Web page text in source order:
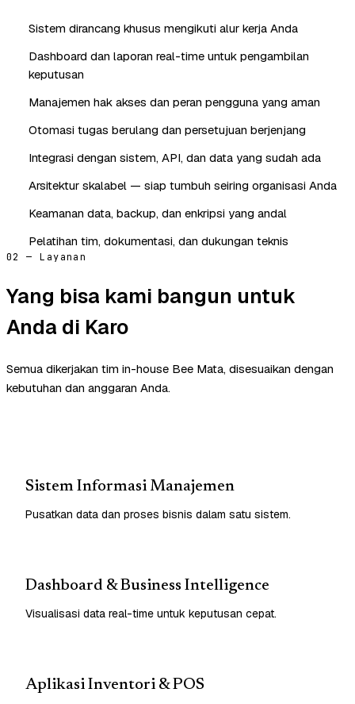
Sistem dirancang khusus mengikuti alur kerja Anda
Dashboard dan laporan real-time untuk pengambilan
keputusan
Manajemen hak akses dan peran pengguna yang aman
Otomasi tugas berulang dan persetujuan berjenjang
Integrasi dengan sistem, API, dan data yang sudah ada
Arsitektur skalabel — siap tumbuh seiring organisasi Anda
Keamanan data, backup, dan enkripsi yang andal
Pelatihan tim, dokumentasi, dan dukungan teknis
02 — Layanan
Yang bisa kami bangun untuk
Anda di Karo
Semua dikerjakan tim in-house Bee Mata, disesuaikan dengan
kebutuhan dan anggaran Anda.
Sistem Informasi Manajemen
Pusatkan data dan proses bisnis dalam satu sistem.
Dashboard & Business Intelligence
Visualisasi data real-time untuk keputusan cepat.
Aplikasi Inventori & POS